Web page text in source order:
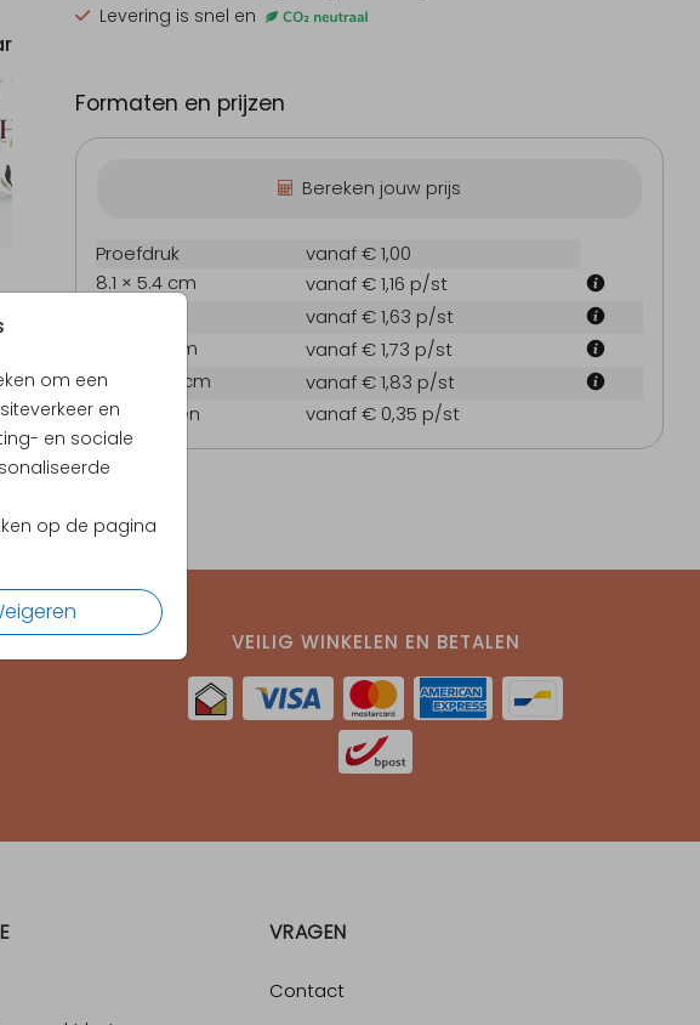
om een
en
en sociale
op de pagina
Levering is snel en
Formaten en prijzen
Bereken jouw prijs
Proefdruk
vanaf € 1,00
8.1 × 5.4 cm
vanaf € 1,16 p/st
vanaf € 1,63 p/st
17.1 × 11.4 cm
vanaf € 1,73 p/st
21.6 × 14.4 cm
vanaf € 1,83 p/st
Enveloppen
vanaf € 0,35 p/st
4.65 VEILIG WINKELEN EN BETALEN
VRAGEN
Contact